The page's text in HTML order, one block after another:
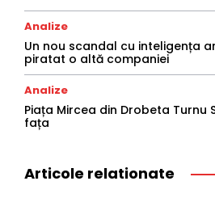
Analize
Un nou scandal cu inteligența
piratat o altă companiei
Analize
Piața Mircea din Drobeta Turnu
fața
Articole relationate